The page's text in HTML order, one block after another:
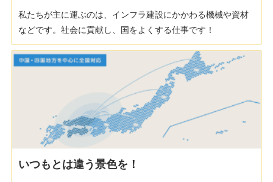
私たちが主に運ぶのは、インフラ建設にかかわる機械や資材
などです。社会に貢献し、国をよくする仕事です！
いつもとは違う景色を！